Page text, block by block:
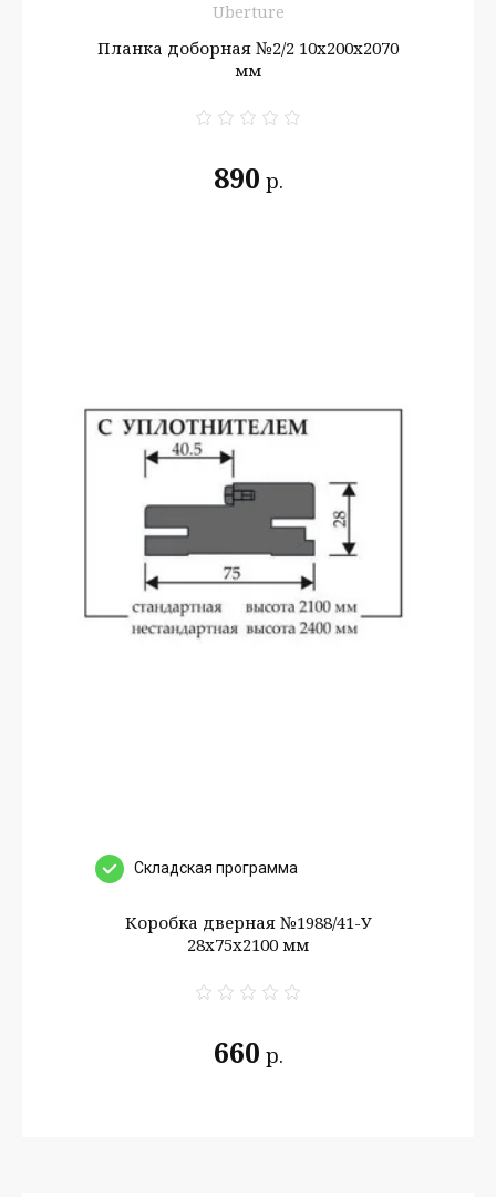
Uberture
Планка доборная №2/2 10х200х2070
мм
890 р.
Cкладская программа
Коробка дверная №1988/41-У
28х75х2100 мм
660 р.